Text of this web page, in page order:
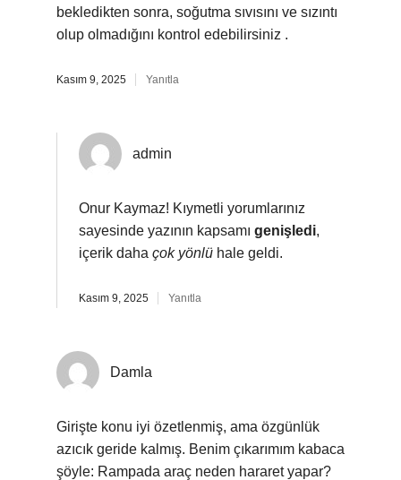
bekledikten sonra, soğutma sıvısını ve sızıntı
olup olmadığını kontrol edebilirsiniz .
Kasım 9, 2025 Yanıtla
admin
Onur Kaymaz! Kıymetli yorumlarınız
sayesinde yazının kapsamı genişledi,
içerik daha çok yönlü hale geldi.
Kasım 9, 2025 Yanıtla
Damla
Girişte konu iyi özetlenmiş, ama özgünlük
azıcık geride kalmış. Benim çıkarımım kabaca
şöyle: Rampada araç neden hararet yapar?